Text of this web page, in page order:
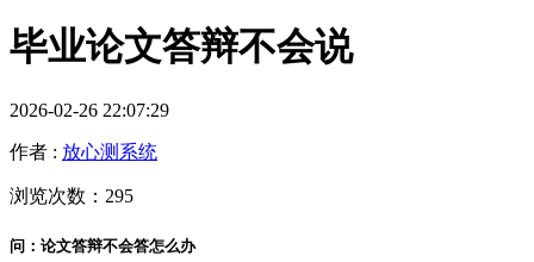
毕业论文答辩不会说
2026-02-26 22:07:29
作者 : 放心测系统
浏览次数：295
问：论文答辩不会答怎么办